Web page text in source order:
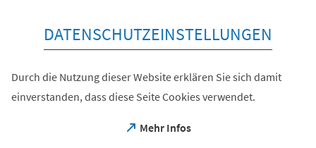
DATENSCHUTZEINSTELLUNGEN
Durch die Nutzung dieser Website erklären Sie sich damit
einverstanden, dass diese Seite Cookies verwendet.
Mehr Infos
(Öffnet